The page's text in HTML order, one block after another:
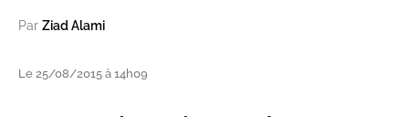
Par Ziad Alami
Le 25/08/2015 à 14h09